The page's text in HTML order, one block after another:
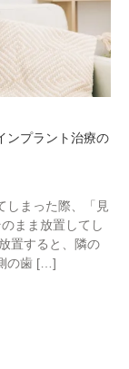
ンプラント治療の
しまった際、「見
まま放置してし
置すると、隣の
の歯 […]